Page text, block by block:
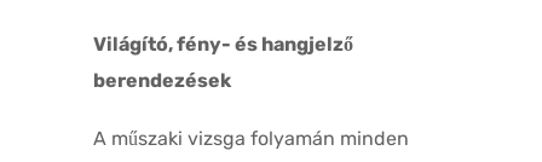
Világító, fény- és hangjelző
berendezések
A műszaki vizsga folyamán minden